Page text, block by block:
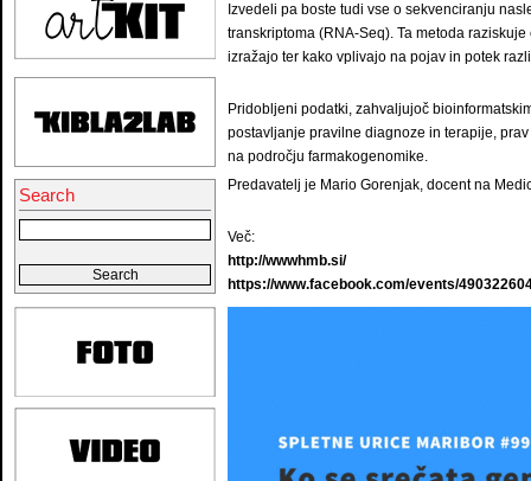
Search
Izvedeli pa boste tudi vse o sekvenciranju
transkriptoma (RNA-Seq). Ta metoda
izražajo ter kako vplivajo na pojav in potek
Pridobljeni podatki, zahvaljujoč
postavljanje pravilne diagnoze in terapije,
na področju farmakogenomike.
Predavatelj je Mario Gorenjak, docent na
Več:
http://wwwhmb.si/
https://www.facebook.com/events/